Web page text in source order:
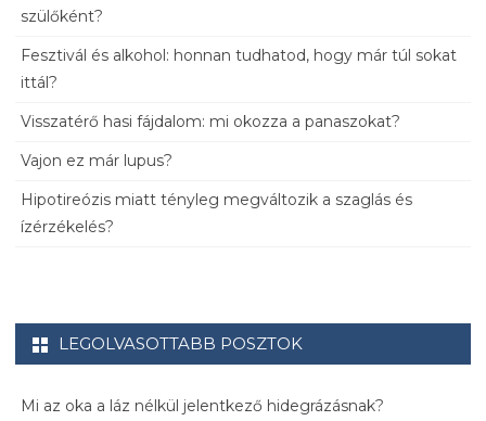
szülőként?
Fesztivál és alkohol: honnan tudhatod, hogy már túl sokat
ittál?
Visszatérő hasi fájdalom: mi okozza a panaszokat?
Vajon ez már lupus?
Hipotireózis miatt tényleg megváltozik a szaglás és
ízérzékelés?
LEGOLVASOTTABB POSZTOK
Mi az oka a láz nélkül jelentkező hidegrázásnak?